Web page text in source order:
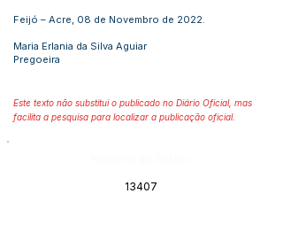
Feijó – Acre, 08 de Novembro de 2022.
Maria Erlania da Silva Aguiar
Pregoeira
Este texto não substitui o publicado no Diário Oficial, mas
facilita a pesquisa para localizar a publicação oficial.
13407